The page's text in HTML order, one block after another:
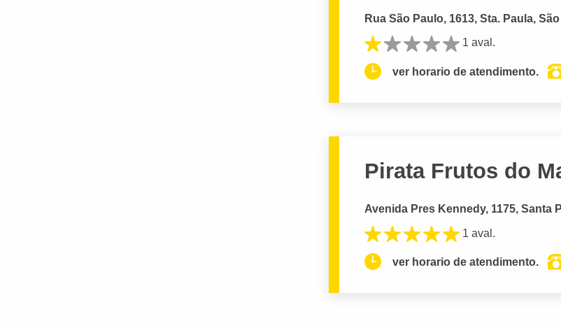
Rua São Paulo, 1613, Sta. Paula,
1 aval.
ver horario de atendimento.
Pirata Frutos do
Avenida Pres Kennedy, 1175, Santa
1 aval.
ver horario de atendimento.